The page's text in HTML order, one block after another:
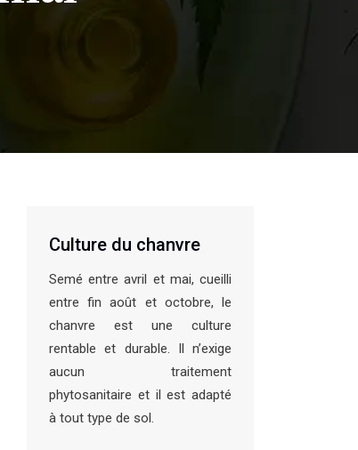
Culture du chanvre
Semé entre avril et mai, cueilli
entre fin août et octobre, le
chanvre est une culture
rentable et durable. Il n’exige
aucun traitement
phytosanitaire et il est adapté
à tout type de sol.